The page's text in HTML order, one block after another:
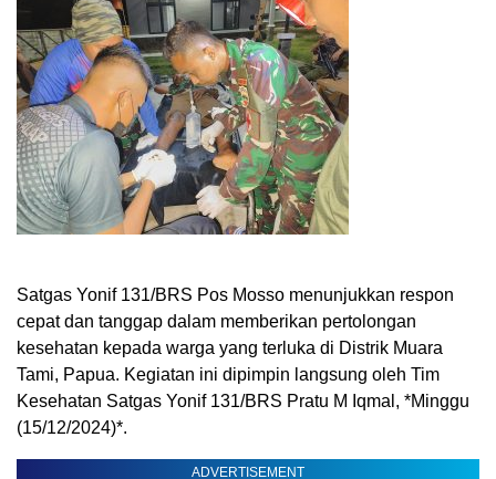
Satgas Yonif 131/BRS Pos Mosso menunjukkan respon
cepat dan tanggap dalam memberikan pertolongan
kesehatan kepada warga yang terluka di Distrik Muara
Tami, Papua. Kegiatan ini dipimpin langsung oleh Tim
Kesehatan Satgas Yonif 131/BRS Pratu M Iqmal, *Minggu
(15/12/2024)*.
ADVERTISEMENT